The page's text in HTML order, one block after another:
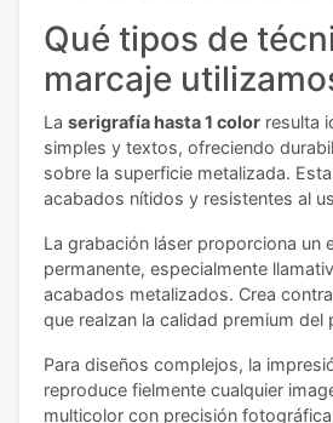
Qué tipos de
marcaje
La serigrafía hasta 1 color resulta
simples y textos, ofreciendo
sobre la superficie metalizada.
acabados nítidos y resistentes al
La grabación láser proporciona un
permanente, especialmente
acabados metalizados. Crea
que realzan la calidad premium del
Para diseños complejos, la
reproduce fielmente cualquier
multicolor con precisión